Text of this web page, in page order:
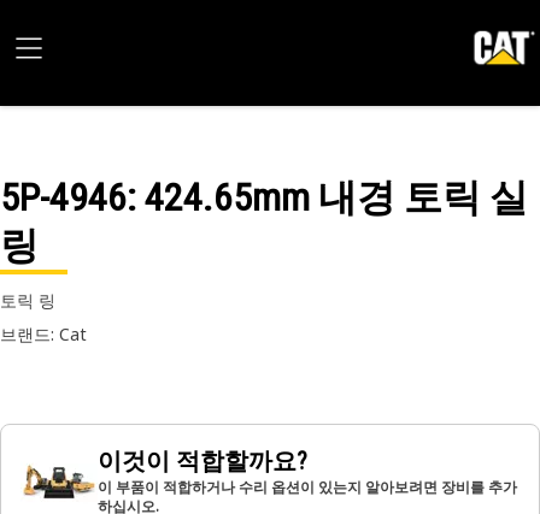
5P-4946: 424.65mm 내경 토릭 실
링
토릭 링
브랜드: Cat
이것이 적합할까요?
이 부품이 적합하거나 수리 옵션이 있는지 알아보려면 장비를 추가
하십시오.